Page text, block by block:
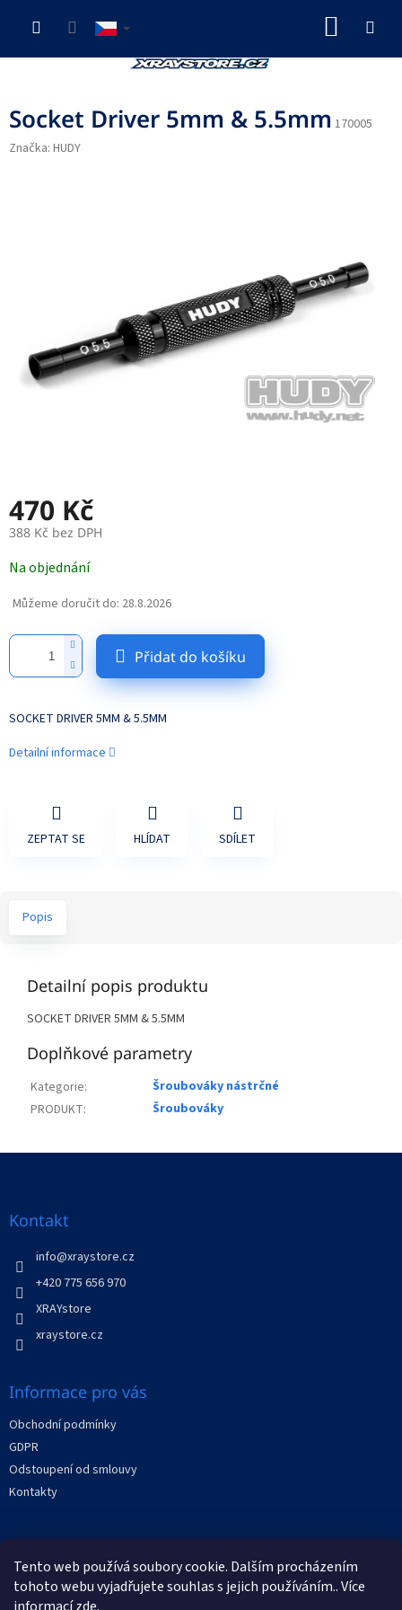
Tento web používá soubory cookie. Dalším procházením
tohoto webu vyjadřujete souhlas s jejich používáním.. Více
Socket Driver 5mm & 5.5mm 170005
Značka: HUDY
470 Kč
388 Kč bez DPH
cena:
Na objednání
Můžeme doručit do: 28.8.2026
Přidat do košíku
SOCKET DRIVER 5MM & 5.5MM
Detailní informace
ZEPTAT SE HLÍDAT SDÍLET
Popis
Detailní popis produktu
SOCKET DRIVER 5MM & 5.5MM
Doplňkové parametry
Kategorie:
Šroubováky nástrčné
PRODUKT: Šroubováky
Kontakt
info@xraystore.cz
+420 775 656 970
XRAYstore
xraystore.cz
Informace pro vás
Obchodní podmínky
GDPR
Odstoupení od smlouvy
Kontakty
Facebook